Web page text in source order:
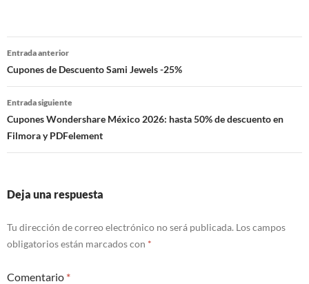
de
entradas
Entrada anterior
Cupones de Descuento Sami Jewels -25%
Entrada siguiente
Cupones Wondershare México 2026: hasta 50% de descuento en
Filmora y PDFelement
Deja una respuesta
Tu dirección de correo electrónico no será publicada. Los campos
obligatorios están marcados con *
Comentario *